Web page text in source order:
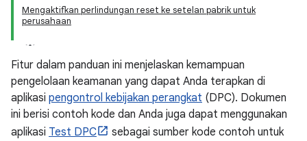
Mengaktifkan perlindungan reset ke setelan pabrik untuk
perusahaan
Fitur dalam panduan ini menjelaskan kemampuan
pengelolaan keamanan yang dapat Anda terapkan di
aplikasi pengontrol kebijakan perangkat (DPC). Dokumen
ini berisi contoh kode dan Anda juga dapat menggunakan
aplikasi Test DPC
sebagai sumber kode contoh untuk